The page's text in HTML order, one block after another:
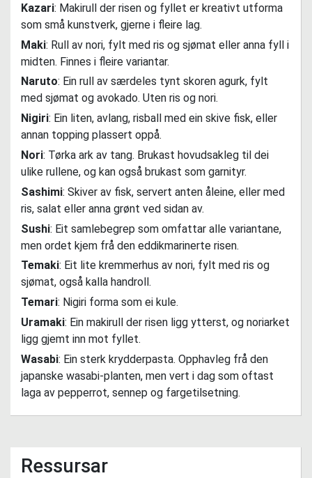
Kazari: Makirull der risen og fyllet er kreativt utforma
som små kunstverk, gjerne i fleire lag.
Maki: Rull av nori, fylt med ris og sjømat eller anna fyll i
midten. Finnes i fleire variantar.
Naruto: Ein rull av særdeles tynt skoren agurk, fylt
med sjømat og avokado. Uten ris og nori.
Nigiri: Ein liten, avlang, risball med ein skive fisk, eller
annan topping plassert oppå.
Nori: Tørka ark av tang. Brukast hovudsakleg til dei
ulike rullene, og kan også brukast som garnityr.
Sashimi: Skiver av fisk, servert anten åleine, eller med
ris, salat eller anna grønt ved sidan av.
Sushi: Eit samlebegrep som omfattar alle variantane,
men ordet kjem frå den eddikmarinerte risen.
Temaki: Eit lite kremmerhus av nori, fylt med ris og
sjømat, også kalla handroll.
Temari: Nigiri forma som ei kule.
Uramaki: Ein makirull der risen ligg ytterst, og noriarket
ligg gjemt inn mot fyllet.
Wasabi: Ein sterk krydderpasta. Opphavleg frå den
japanske wasabi-planten, men vert i dag som oftast
laga av pepperrot, sennep og fargetilsetning.
Ressursar